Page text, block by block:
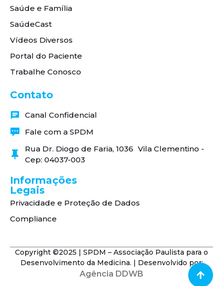
Saúde e Família
SaúdeCast
Vídeos Diversos
Portal do Paciente
Trabalhe Conosco
Contato
Canal Confidencial
Fale com a SPDM
Rua Dr. Diogo de Faria, 1036 Vila Clementino -
Cep: 04037-003
Informações
Legais
Privacidade e Proteção de Dados
Compliance
Copyright ©2025 | SPDM – Associação Paulista para o
Desenvolvimento da Medicina. | Desenvolvido por:
Agência DDWB